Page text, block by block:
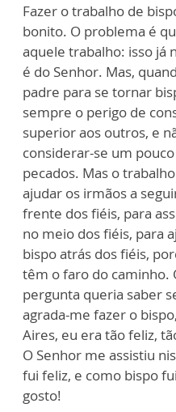
Fazer o trabalho de
bonito. O problema é
aquele trabalho: isso já
é do Senhor. Mas,
padre para se tornar
sempre o perigo de
superior aos outros, e
considerar-se um
pecados. Mas o
ajudar os irmãos a
frente dos fiéis, para
no meio dos fiéis, para
bispo atrás dos fiéis,
têm o faro do caminho.
pergunta queria saber
agrada-me fazer o
Aires, eu era tão feliz,
O Senhor me assistiu
fui feliz, e como bispo
gosto!